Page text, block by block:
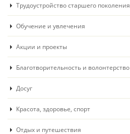
Трудоустройство старшего поколения
Обучение и увлечения
Акции и проекты
Благотворительность и волонтерство
Досуг
Красота, здоровье, спорт
Отдых и путешествия